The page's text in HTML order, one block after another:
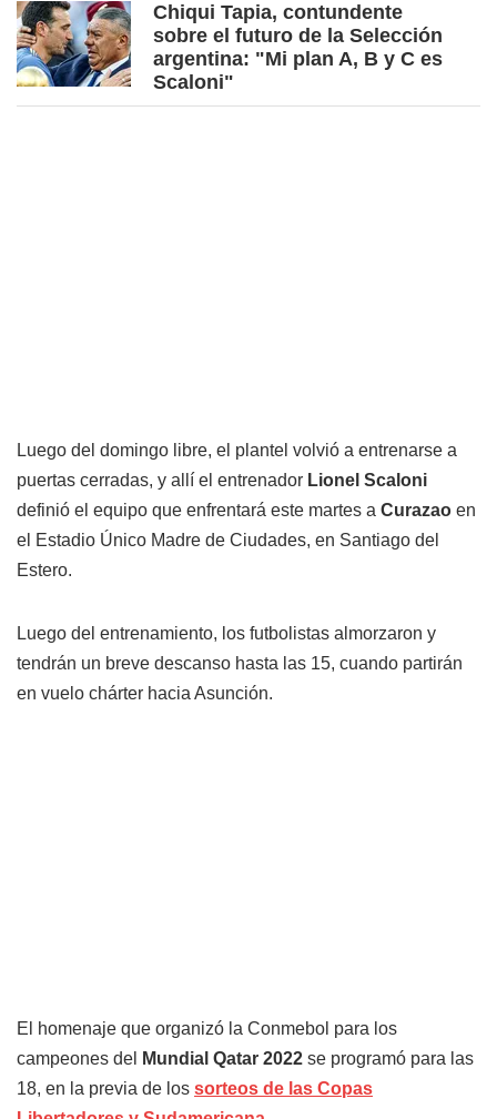
Chiqui Tapia, contundente
sobre el futuro de la Selección
argentina: "Mi plan A, B y C es
Scaloni"
Luego del domingo libre, el plantel volvió a entrenarse a
puertas cerradas, y allí el entrenador Lionel Scaloni
definió el equipo que enfrentará este martes a Curazao en
el Estadio Único Madre de Ciudades, en Santiago del
Estero.
Luego del entrenamiento, los futbolistas almorzaron y
tendrán un breve descanso hasta las 15, cuando partirán
en vuelo chárter hacia Asunción.
El homenaje que organizó la Conmebol para los
campeones del
Mundial Qatar 2022 se programó para las
18, en la previa de los sorteos de las Copas